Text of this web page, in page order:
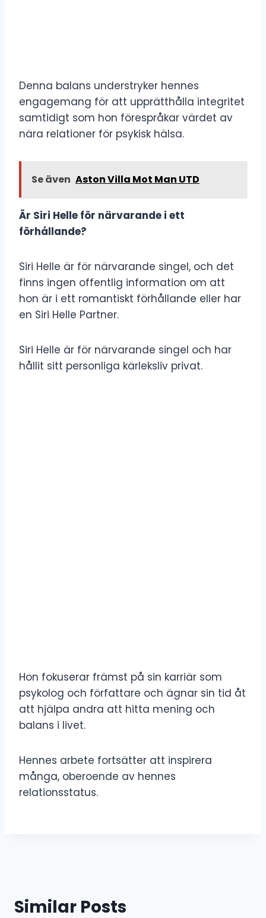
Denna balans understryker hennes
engagemang för att upprätthålla integritet
samtidigt som hon förespråkar värdet av
nära relationer för psykisk hälsa.
Se även Aston Villa Mot Man UTD
Är Siri Helle för närvarande i ett
förhållande?
Siri Helle är för närvarande singel, och det
finns ingen offentlig information om att
hon är i ett romantiskt förhållande eller har
en Siri Helle Partner.
Siri Helle är för närvarande singel och har
hållit sitt personliga kärleksliv privat.
Hon fokuserar främst på sin karriär som
psykolog och författare och ägnar sin tid åt
att hjälpa andra att hitta mening och
balans i livet.
Hennes arbete fortsätter att inspirera
många, oberoende av hennes
relationsstatus.
Similar Posts